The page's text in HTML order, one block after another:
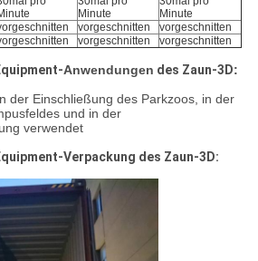
Minute
Minute
vorgeschnitten
vorgeschnitten
vorgeschnitten vorgeschnitten
Anwendungen des Zaun-3D:
der Einschließung des Parkzoos, in der
und in der
verwendet
Verpackung des Zaun-3D: